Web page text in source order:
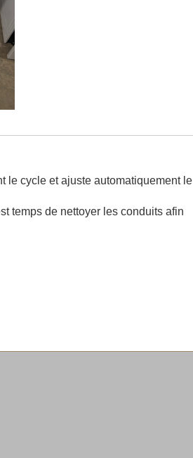
le cycle et ajuste automatiquement le
temps de nettoyer les conduits afin